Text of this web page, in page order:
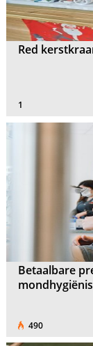
Red
1
Betaalbare
490